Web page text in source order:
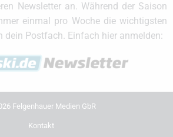
Newsletter an. Während der Saison
einmal pro Woche die wichtigsten
dein Postfach. Einfach hier anmelden:
Felgenhauer Medien GbR
Kontakt